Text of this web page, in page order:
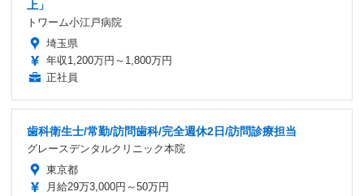
上」
トワーム小江戸病院
埼玉県
年収1,200万円～1,800万円
正社員
歯科衛生士/常勤/訪問歯科/完全週休2日/訪問診療担当
グレースデンタルクリニック本院
東京都
月給29万3,000円～50万円